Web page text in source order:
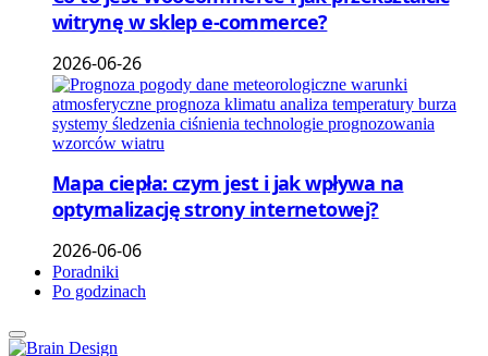
witrynę w sklep e-commerce?
2026-06-26
Mapa ciepła: czym jest i jak wpływa na
optymalizację strony internetowej?
2026-06-06
Poradniki
Po godzinach